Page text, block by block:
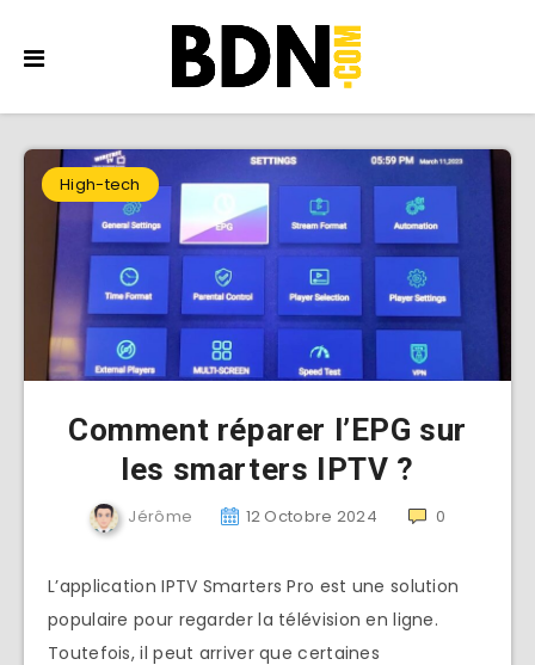
High-tech
Comment réparer l’EPG sur
les smarters IPTV ?
Jérôme 12 Octobre 2024 0
L’application IPTV Smarters Pro est une solution
populaire pour regarder la télévision en ligne.
Toutefois, il peut arriver que certaines